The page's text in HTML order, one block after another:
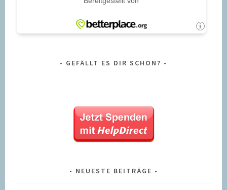
GEFÄLLT ES DIR SCHON?
NEUESTE BEITRÄGE